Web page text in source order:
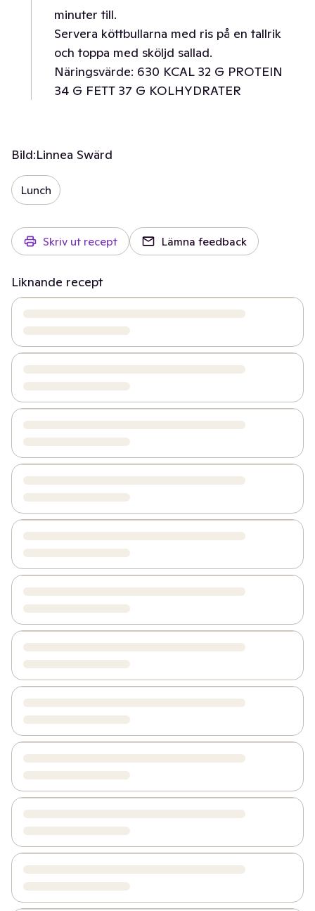
minuter till.
Servera köttbullarna med ris på en tallrik
och toppa med sköljd sallad.
Näringsvärde: 630 KCAL 32 G PROTEIN
34 G FETT 37 G KOLHYDRATER
Bild:Linnea Swärd
Lunch
Skriv ut recept Lämna feedback
Liknande recept